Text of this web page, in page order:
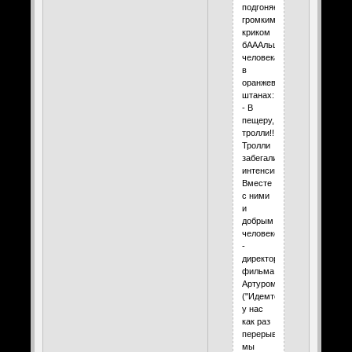
подгоняемые
громким
криком
бАААльшого
человека
в
оранжевых
штанах:
- В
пещеру,
тролли!!!
Тролли
забегали
интенсивнее.
Вместе
с ними
и
добрым
человеком
-
директором
фильма
Артуром
("Идемте,
у нас
как раз
перерыв"),
мы